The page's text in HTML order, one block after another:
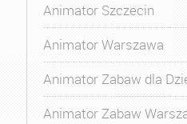
Animator Szczecin
Animator Warszawa
Animator Zabaw dla
Animator Zabaw